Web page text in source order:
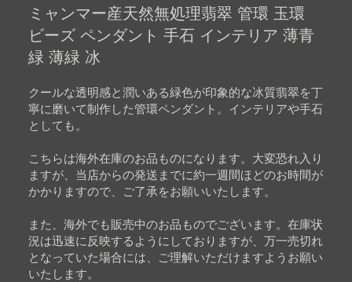
beginning
images
ミャンマー産天然無処理翡翠 管環 玉環
ビーズ ペンダント 手石 インテリア 薄青
緑 薄緑 冰
クールな透明感と潤いある緑色が印象的な冰質翡翠を丁
寧に磨いて制作した管環ペンダント。インテリアや手石
としても。
こちらは海外在庫のお品ものになります。大変恐れ入り
ますが、当店からの発送までに約一週間ほどのお時間が
かかりますので、ご了承をお願いいたします。
また、海外でも販売中のお品ものでございます。在庫状
況は迅速に反映するようにしておりますが、万一売切れ
となっていた場合には、ご理解いただけますようお願い
いたします。